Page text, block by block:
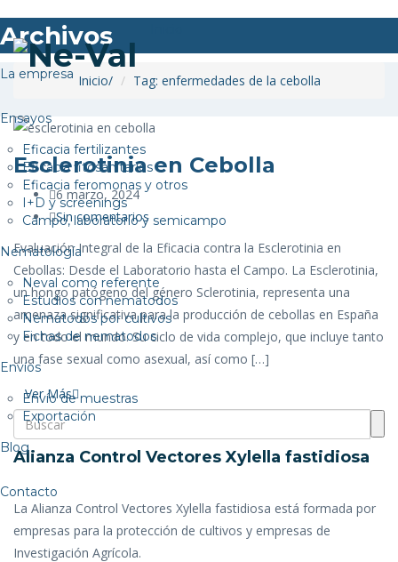
La empresa
Ensayos
Eficacia fertilizantes
Eficacia fitosanitarios
Eficacia feromonas y otros
I+D y screenings
Campo, laboratorio y semicampo
Nematología
Neval como referente
Estudios con nematodos
Nematodos por cultivos
Fichas de nematodos
Envíos
Envío de muestras
Exportación
Blog
Contacto
Archivos
Inicio/ Tag: enfermedades de la cebolla
Esclerotinia en Cebolla
6 marzo, 2024
Sin comentarios
Evaluación Integral de la Eficacia contra la Esclerotinia en
Cebollas: Desde el Laboratorio hasta el Campo. La Esclerotinia,
un hongo patógeno del género Sclerotinia, representa una
amenaza significativa para la producción de cebollas en España
y en todo el mundo. Su ciclo de vida complejo, que incluye tanto
una fase sexual como asexual, así como […]
Ver Más
Alianza Control Vectores Xylella fastidiosa
La Alianza Control Vectores Xylella fastidiosa está formada por
empresas para la protección de cultivos y empresas de
Investigación Agrícola.